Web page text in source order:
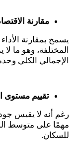
مقارنة
يسمح بمقارنة
المختلفة، وهو ما
الإجمالي الكلي
تقييم مستوى
رغم أنه لا يقيس
مهمًا على متوسط
للسكان.